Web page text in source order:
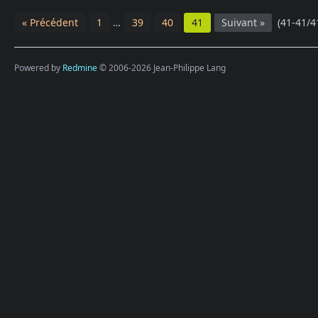
« Précédent 1 … 39 40 41 Suivant » (41-41/
Powered by Redmine© 2006-2026 Jean-Philippe Lang